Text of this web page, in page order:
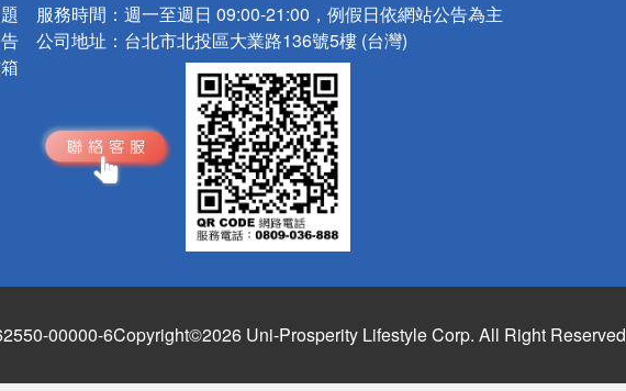
服務時間： 週一至週日 09:00-21:00，例假日依網站公告為主
公司地址： 台北市北投區大業路136號5樓 (台灣)
00000-6Copyright©2026 Uni-Prosperity Lifestyle Corp. All Right Reserved